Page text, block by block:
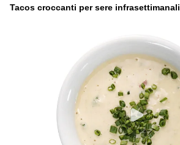
Tacos croccanti per sere infrasettimanali